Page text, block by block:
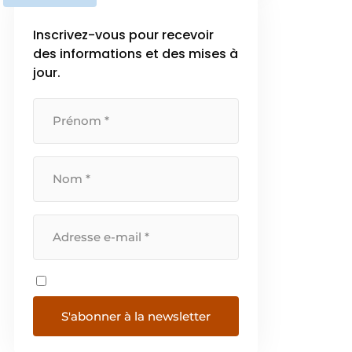
l’importance croissante de la
INDEX propose un […]
Inscrivez-vous pour recevoir
des informations et des mises à
jour.